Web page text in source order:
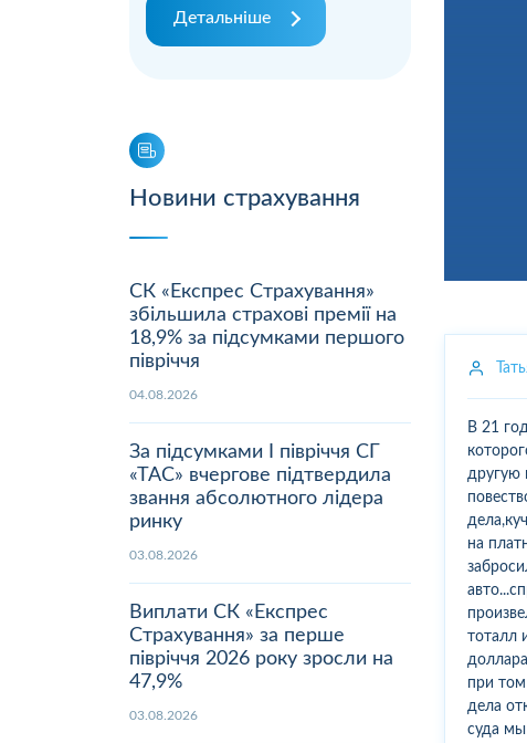
Детальніше
Новини страхування
СК «Експрес Страхування»
збільшила страхові премії на
18,9% за підсумками першого
півріччя
04.08.2026
За підсумками І півріччя СГ
«ТАС» вчергове підтвердила
звання абсолютного лідера
ринку
03.08.2026
Виплати СК «Експрес
Страхування» за перше
півріччя 2026 року зросли на
47,9%
03.08.2026
В 21
другую
на
тоталл
при
дела
суда мы